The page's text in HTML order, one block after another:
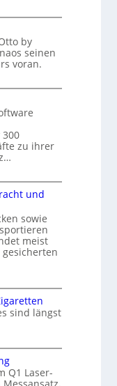
by
seinen
voran.
zu ihrer
und
sowie
meist
gesicherten
sind längst
Q1 Laser-